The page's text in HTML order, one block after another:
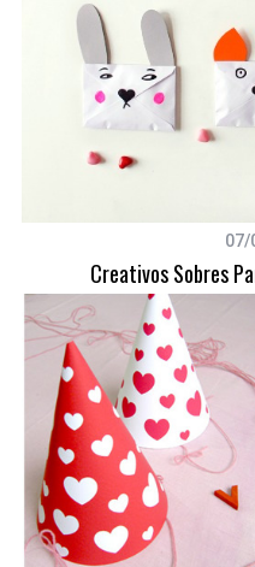
07/
Creativos Sobres
e
a
r
c
h
f
r
: